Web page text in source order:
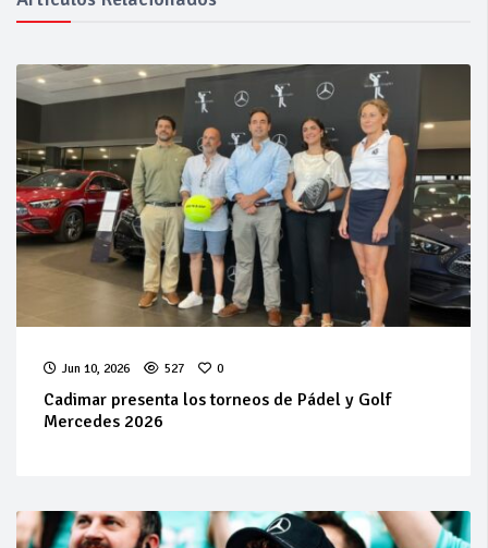
Jun 10, 2026 527 0
Cadimar presenta los torneos de Pádel y Golf
Mercedes 2026